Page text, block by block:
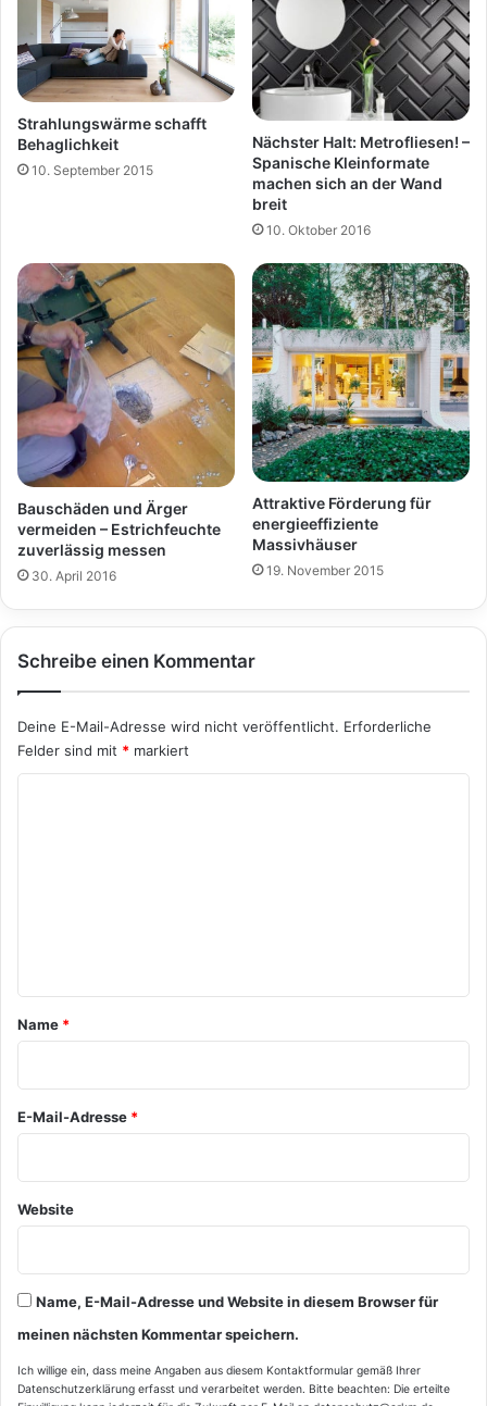
Strahlungswärme schafft
Behaglichkeit
10. September 2015
Nächster Halt: Metrofliesen! –
Spanische Kleinformate
machen sich an der Wand
breit
10. Oktober 2016
Bauschäden und Ärger
vermeiden – Estrichfeuchte
zuverlässig messen
30. April 2016
Attraktive Förderung für
energieeffiziente
Massivhäuser
19. November 2015
Schreibe einen Kommentar
Deine E-Mail-Adresse wird nicht veröffentlicht. Erforderliche
Felder sind mit * markiert
a
*
Name *
E-Mail-Adresse *
Website
Name, E-Mail-Adresse und Website in diesem Browser für
meinen nächsten Kommentar speichern.
Ich willige ein, dass meine Angaben aus diesem Kontaktformular gemäß Ihrer
Datenschutzerklärung erfasst und verarbeitet werden. Bitte beachten: Die erteilte